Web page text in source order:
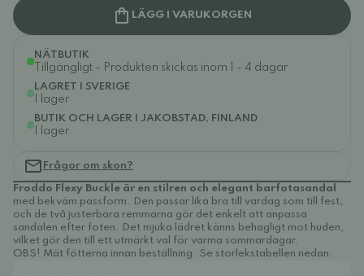
LÄGG I VARUKORGEN
NÄTBUTIK
Tillgängligt - Produkten skickas inom 1 - 4 dagar
LAGRET I SVERIGE
I lager
BUTIK OCH LAGER I JAKOBSTAD, FINLAND
I lager
Frågor om skon?
Froddo Flexy Buckle är en stilren och elegant barfotasandal
med bekväm passform. Den passar lika bra till vardag som till fest,
och de två justerbara remmarna gör det enkelt att anpassa
sandalen efter foten. Det mjuka lädret känns behagligt mot huden,
vilket gör den till ett utmärkt val för varma sommardagar.
OBS! Mät fötterna innan beställning. Se storlekstabellen nedan.